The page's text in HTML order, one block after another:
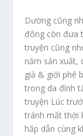
Dường cũng
đông còn đưa
truyện cũng
năm sản xuất,
giả & giới phê
trong da đình
truyện Lúc
tránh mất thời
hấp dẫn cùng